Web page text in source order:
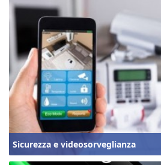
Sicurezza e videosorveglianza